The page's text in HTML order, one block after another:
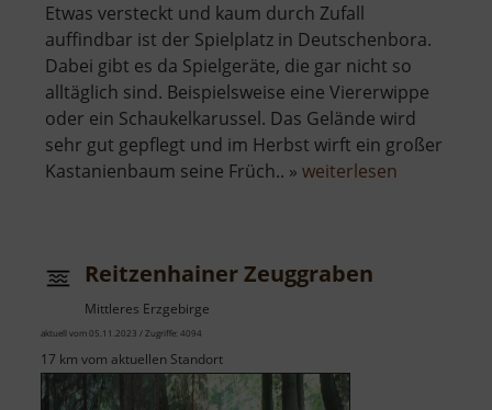
Etwas versteckt und kaum durch Zufall
auffindbar ist der Spielplatz in Deutschenbora.
Dabei gibt es da Spielgeräte, die gar nicht so
alltäglich sind. Beispielsweise eine Viererwippe
oder ein Schaukelkarussel. Das Gelände wird
sehr gut gepflegt und im Herbst wirft ein großer
Kastanienbaum seine Früch.. » weiterlesen
Reitzenhainer Zeuggraben
Mittleres Erzgebirge
aktuell vom 05.11.2023 / Zugriffe: 4094
17 km vom aktuellen Standort